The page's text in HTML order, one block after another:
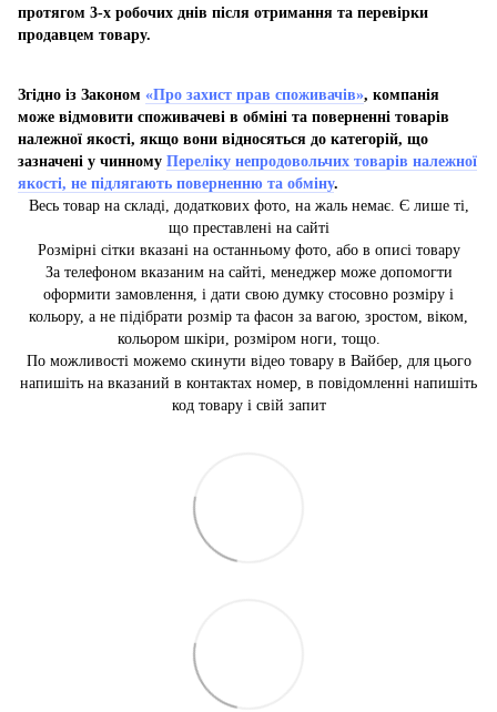
протягом 3-х робочих днів після отримання та перевірки
продавцем товару.
Згідно із Законом «Про захист прав споживачів», компанія
може відмовити споживачеві в обміні та поверненні товарів
належної якості, якщо вони відносяться до категорій, що
зазначені у чинному Переліку непродовольчих товарів належної
якості, не підлягають поверненню та обміну.
Весь товар на складі, додаткових фото, на жаль немає. Є лише ті,
що преставлені на сайті
Розмірні сітки вказані на останньому фото, або в описі товару
За телефоном вказаним на сайті, менеджер може допомогти
оформити замовлення, і дати свою думку стосовно розміру і
кольору, а не підібрати розмір та фасон за вагою, зростом, віком,
кольором шкіри, розміром ноги, тощо.
По можливості можемо скинути відео товару в Вайбер, для цього
напишіть на вказаний в контактах номер, в повідомленні напишіть
код товару і свій запит